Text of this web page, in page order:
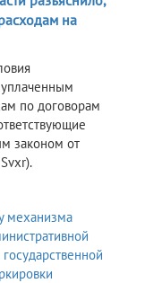
на
по договорам
законом от